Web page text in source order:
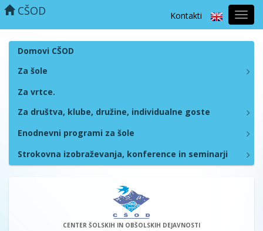
Kontakti
CŠOD
Domovi CŠOD
Za šole
Za vrtce.
Za društva, klube, družine, individualne goste
Enodnevni programi za šole
Strokovna izobraževanja, konference in seminarji
CENTER ŠOLSKIH IN OBŠOLSKIH DEJAVNOSTI